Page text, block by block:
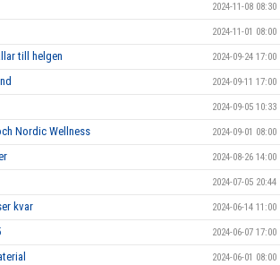
2024-11-08 08:30
2024-11-01 08:00
till helgen 2024-09-24 17:00
2024-09-11 17:00
2024-09-05 10:33
Nordic Wellness 2024-09-01 08:00
2024-08-26 14:00
2024-07-05 20:44
kvar 2024-06-14 11:00
2024-06-07 17:00
2024-06-01 08:00